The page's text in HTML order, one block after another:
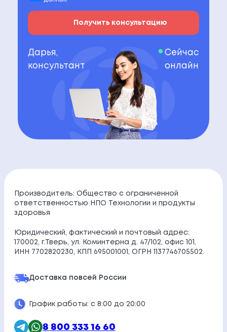
Получить консультацию
Дарья,
консультант
Сейчас
онлайн
Производитель: Общество с ограниченной
ответственностью НПО Технологии и продукты
здоровья
Юридический, фактический и почтовый адрес:
170002, г.Тверь, ул. Коминтерна д. 47/102, офис 101,
ИНН 7702820230, КПП 695001001, ОГРН 1137746705502.
Доставка повсей России
График работы: с 8:00 до 20:00
8 800 333 16 60